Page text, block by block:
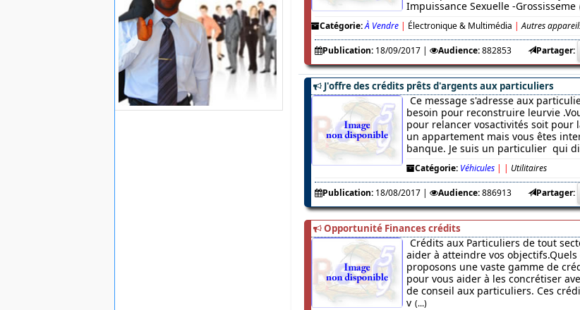
Impuissance Sexuelle -Grossisseme
Catégorie:À Vendre | Électronique & Multimédia | Autres
Publication: 18/09/2017| Audience: 882853 Partager:
J'offre des crédits prêts d'argents aux particuliers
Ce message s'adresse aux
besoin pour reconstruire leurvie
pour relancer vosactivités soit
un appartement mais vous êtes
banque. Je suis un particulier qui
Catégorie: Véhicules | | Utilitaires
Publication: 18/08/2017| Audience: 886913 Partager:
Opportunité Finances crédits
Crédits aux Particuliers de tout
aider à atteindre vos
proposons une vaste gamme de
pour vous aider à les concrétiser
de conseil aux particuliers. Ces
v (...)